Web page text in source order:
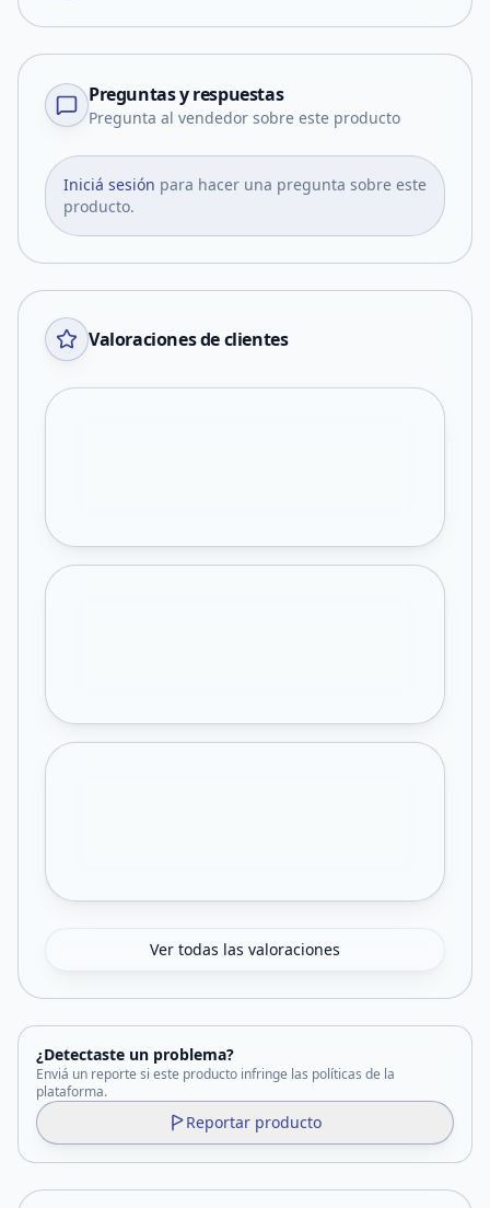
Preguntas y respuestas
Pregunta al vendedor sobre este producto
Iniciá sesión para hacer una pregunta sobre este
producto.
Valoraciones de clientes
Ver todas las valoraciones
¿Detectaste un problema?
Enviá un reporte si este producto infringe las políticas de la
plataforma.
Reportar producto